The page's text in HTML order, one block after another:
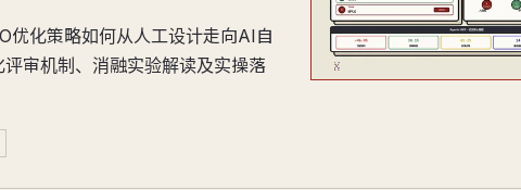
优化策略如何从人工设计走向AI自
审机制、消融实验解读及实操落